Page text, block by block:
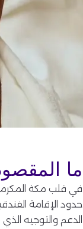
ما
في قلب مكة المكرمة
حدود الإقامة
الدعم والتوجيه